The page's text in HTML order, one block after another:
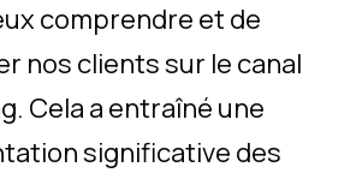
comprendre et de
nos clients sur le canal
Cela a entraîné une
significative des